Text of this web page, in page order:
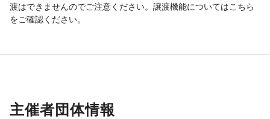
渡はできませんのでご注意ください。譲渡機能についてはこちら
をご確認ください。
主催者団体情報